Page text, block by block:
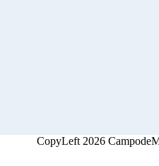
CopyLeft 2026